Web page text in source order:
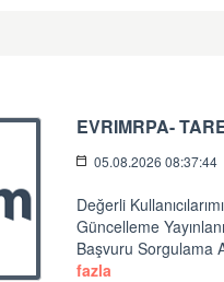
05.08.2026 08:37:44
Değerli
Güncelleme
Başvuru Sorgulama
fazla